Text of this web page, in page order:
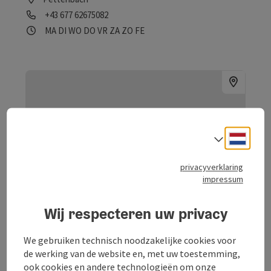
Telefoon
+43 677 62675082
Openingstijden
MA maandag geopend
DI dinsdag geopend
WO woensdag geopend
DO donderdag geopend
VR vrijdag geopend
ZA zaterdag geopend
ZO zondag geopend
FEop feestdag geopend
Start
Alpenseebad Mondsee
privacyverklaring
impressum
Wij respecteren uw privacy
We gebruiken technisch noodzakelijke cookies voor
de werking van de website en, met uw toestemming,
ook cookies en andere technologieën om onze